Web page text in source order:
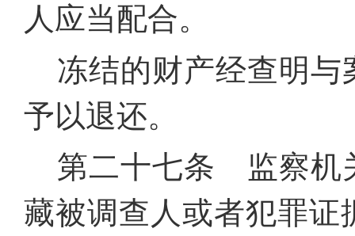
人应当配合。
冻结的财产经查明
予以退还。
第二十七条 监察机
藏被调查人或者犯罪证